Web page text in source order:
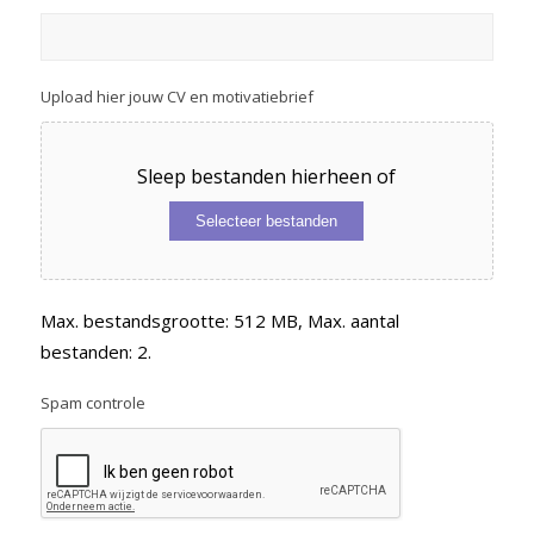
Upload hier jouw CV en motivatiebrief
Sleep bestanden hierheen of
Selecteer bestanden
Max. bestandsgrootte: 512 MB, Max. aantal
bestanden: 2.
Spam controle